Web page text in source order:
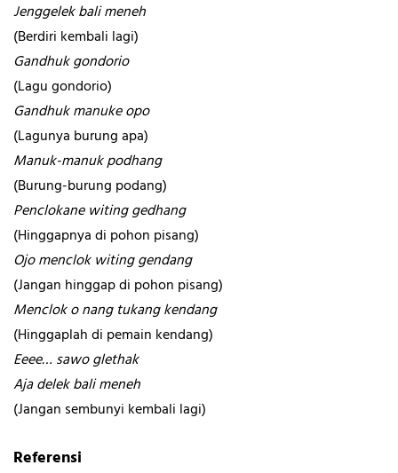
Jenggelek bali meneh
(Berdiri kembali lagi)
Gandhuk gondorio
(Lagu gondorio)
Gandhuk manuke opo
(Lagunya burung apa)
Manuk-manuk podhang
(Burung-burung podang)
Penclokane witing gedhang
(Hinggapnya di pohon pisang)
Ojo menclok witing gendang
(Jangan hinggap di pohon pisang)
Menclok o nang tukang kendang
(Hinggaplah di pemain kendang)
Eeee… sawo glethak
Aja delek bali meneh
(Jangan sembunyi kembali lagi)
Referensi